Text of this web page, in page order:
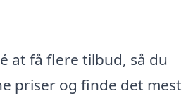
at få flere tilbud, så du
priser og finde det mest